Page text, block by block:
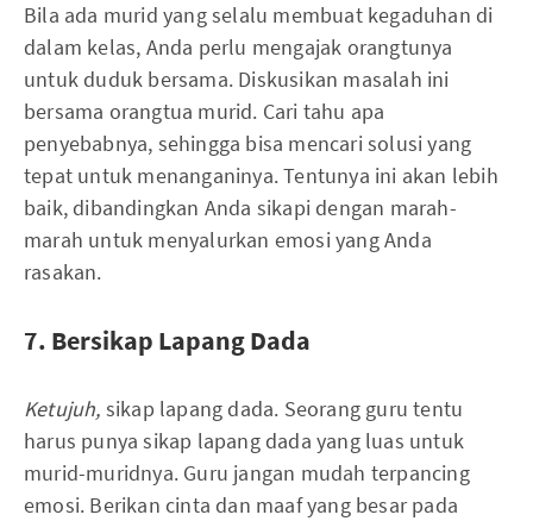
Bila ada murid yang selalu membuat kegaduhan di
dalam kelas, Anda perlu mengajak orangtunya
untuk duduk bersama. Diskusikan masalah ini
bersama orangtua murid. Cari tahu apa
penyebabnya, sehingga bisa mencari solusi yang
tepat untuk menanganinya. Tentunya ini akan lebih
baik, dibandingkan Anda sikapi dengan marah-
marah untuk menyalurkan emosi yang Anda
rasakan.
7. Bersikap Lapang Dada
Ketujuh, sikap lapang dada. Seorang guru tentu
harus punya sikap lapang dada yang luas untuk
murid-muridnya. Guru jangan mudah terpancing
emosi. Berikan cinta dan maaf yang besar pada